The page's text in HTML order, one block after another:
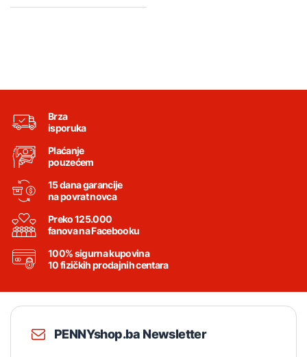
Brza
isporuka
Plaćanje
pouzećem
15 dana garancije
na povrat novca
Preko 125.000
fanova na Facebooku
100% sigurna kupovina
10 fizičkih prodajnih centara
PENNYshop.ba Newsletter